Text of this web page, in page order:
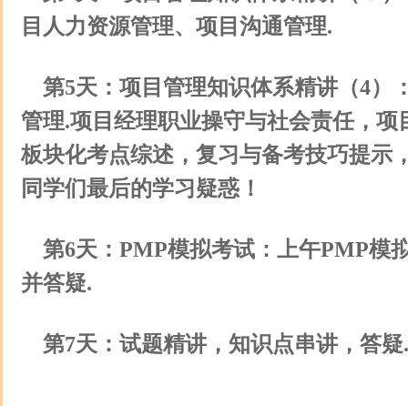
目人力资源管理、项目沟通管理.
第5天：项目管理知识体系精讲（4）
管理.项目经理职业操守与社会责任，项
板块化考点综述，复习与备考技巧提示
同学们最后的学习疑惑！
第6天：PMP模拟考试：上午PMP模
并答疑.
第7天：试题精讲，知识点串讲，答疑.